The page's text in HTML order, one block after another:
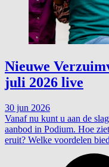
Nieuwe
juli 2026 live
30 jun 2026
Vanaf nu kunt u aan de
aanbod in Podium. Hoe
eruit? Welke voordelen